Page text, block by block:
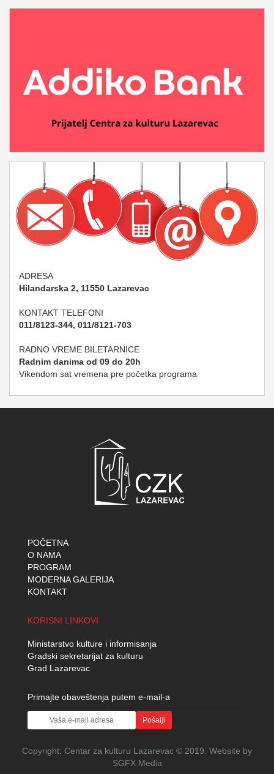
ADRESA
Hilandarska 2, 11550 Lazarevac
KONTAKT TELEFONI
011/8123-344, 011/8121-703
RADNO VREME BILETARNICE
Radnim danima od 09 do 20h
Vikendom sat vremena pre početka programa
POČETNA
O NAMA
PROGRAM
MODERNA GALERIJA
KONTAKT
KORISNI LINKOVI
Ministarstvo kulture i informisanja
Gradski sekretarijat za kulturu
Grad Lazarevac
Primajte obaveštenja putem e-mail-a
Pošalji
Copyright: Centar za kulturu Lazarevac © 2019. Website by
SGFX Media